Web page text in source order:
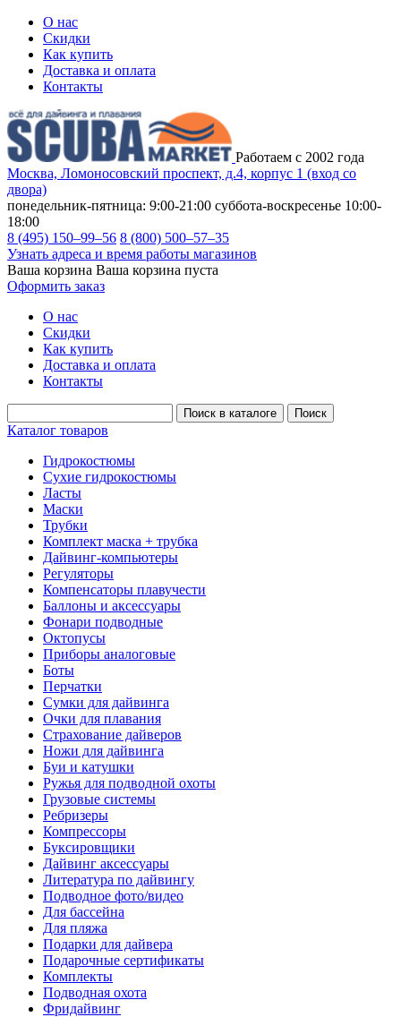
О нас
Скидки
Как купить
Доставка и оплата
Контакты
Работаем с 2002 года
Москва, Ломоносовский проспект, д.4, корпус 1 (вход со
двора)
понедельник-пятница: 9:00-21:00 суббота-воскресенье 10:00-
18:00
8 (495) 150–99–56 8 (800) 500–57–35
Узнать адреса и время работы магазинов
Ваша корзина Ваша корзина пуста
Оформить заказ
О нас
Скидки
Как купить
Доставка и оплата
Контакты
Каталог товаров
Гидрокостюмы
Сухие гидрокостюмы
Ласты
Маски
Трубки
Комплект маска + трубка
Дайвинг-компьютеры
Регуляторы
Компенсаторы плавучести
Баллоны и аксессуары
Фонари подводные
Октопусы
Приборы аналоговые
Боты
Перчатки
Сумки для дайвинга
Очки для плавания
Страхование дайверов
Ножи для дайвинга
Буи и катушки
Ружья для подводной охоты
Грузовые системы
Ребризеры
Компрессоры
Буксировщики
Дайвинг аксессуары
Литература по дайвингу
Подводное фото/видео
Для бассейна
Для пляжа
Подарки для дайвера
Подарочные сертификаты
Комплекты
Подводная охота
Фридайвинг